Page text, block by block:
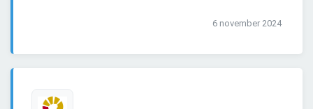
6 november 2024